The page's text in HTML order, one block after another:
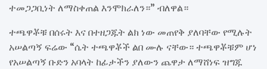
ተመጋጋቢነት ለማስቀጠል እንሞክራለን።” ብለዋል።
ተጫዋቾቹ በሰሩት እና በተዘጋጁት ልክ ነው መጠየቅ ያለባቸው የሚሉት
አሠልጣኝ ፍሬው “ሴት ተጫዋቾች ልበ ሙሉ ናቸው። ተጫዋቾቹም ሆነ
የአሠልጣኝ ቡድን አባላት ከፊታችን ያለውን ጨዋታ ለማሸነፍ ዝግጁ